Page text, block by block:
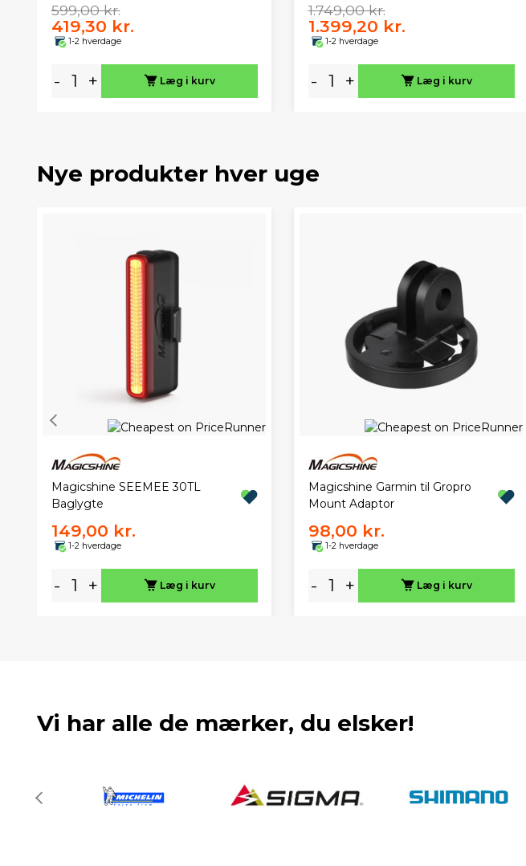
599,00 kr.
419,30 kr.
1-2 hverdage
- + Læg i kurv
1.749,00 kr.
1.399,20 kr.
1-2 hverdage
- + Læg i kurv
Nye produkter hver uge
Magicshine SEEMEE 30TL
Baglygte
149,00 kr.
1-2 hverdage
- + Læg i kurv
Magicshine Garmin til Gropro
Mount Adaptor
98,00 kr.
1-2 hverdage
- + Læg i kurv
Vi har alle de mærker, du elsker!